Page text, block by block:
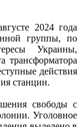
2024 года
группы, по
Украины,
трансформатора
действия
станции.
свободы с
Уголовное